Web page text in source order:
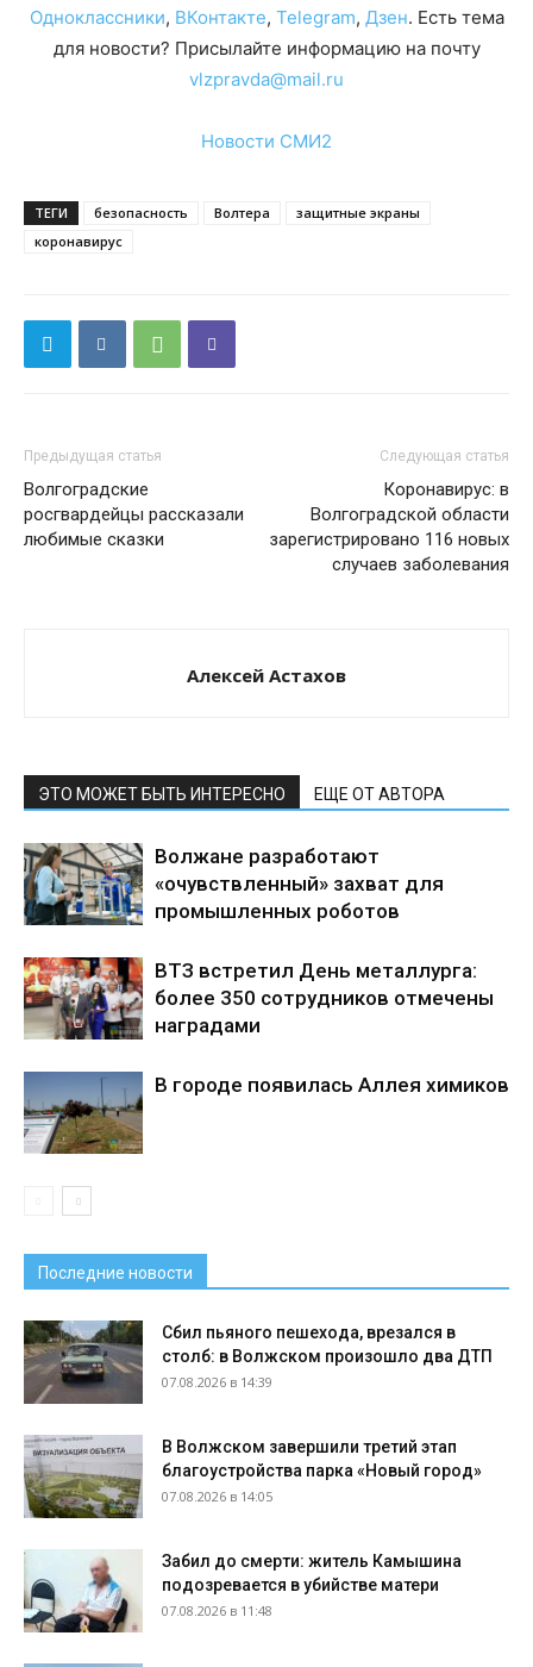
Одноклассники, ВКонтакте, Telegram, Дзен. Есть тема
для новости? Присылайте информацию на почту
vlzpravda@mail.ru
Новости СМИ2
ТЕГИ безопасность Волтера
защитные экраны
коронавирус
Предыдущая статья
Волгоградские
росгвардейцы рассказали
любимые сказки
Следующая статья
Коронавирус: в
Волгоградской области
зарегистрировано 116 новых
случаев заболевания
Алексей Астахов
ЭТО МОЖЕТ БЫТЬ ИНТЕРЕСНО ЕЩЕ ОТ АВТОРА
Волжане разработают
«очувствленный» захват для
промышленных роботов
ВТЗ встретил День металлурга:
более 350 сотрудников отмечены
наградами
В городе появилась Аллея химиков
Последние новости
Сбил пьяного пешехода, врезался в
столб: в Волжском произошло два ДТП
07.08.2026 в 14:39
В Волжском завершили третий этап
благоустройства парка «Новый город»
07.08.2026 в 14:05
Забил до смерти: житель Камышина
подозревается в убийстве матери
07.08.2026 в 11:48